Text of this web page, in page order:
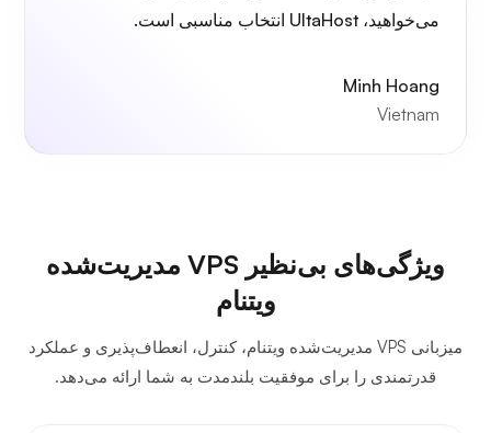
می‌خواهید، UltaHost انتخاب مناسبی است.
Minh Hoang
Vietnam
ویژگی‌های بی‌نظیر VPS مدیریت‌شده
ویتنام
میزبانی VPS مدیریت‌شده ویتنام، کنترل، انعطاف‌پذیری و عملکرد
قدرتمندی را برای موفقیت بلندمدت به شما ارائه می‌دهد.